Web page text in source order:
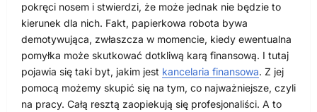
pokręci nosem i stwierdzi, że może jednak nie będzie to
kierunek dla nich. Fakt, papierkowa robota bywa
demotywująca, zwłaszcza w momencie, kiedy ewentualna
pomyłka może skutkować dotkliwą karą finansową. I tutaj
pojawia się taki byt, jakim jest kancelaria finansowa. Z jej
pomocą możemy skupić się na tym, co najważniejsze, czyli
na pracy. Całą resztą zaopiekują się profesjonaliści. A to